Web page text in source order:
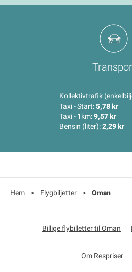
Kollektivtrafik
Taxi - Start:5,78 kr
Taxi - 1km:9,57 kr
Bensin (liter):2,29 kr
Hem > Flygbiljetter > Oman
Billige flybilletter til Oman
Om Respriser